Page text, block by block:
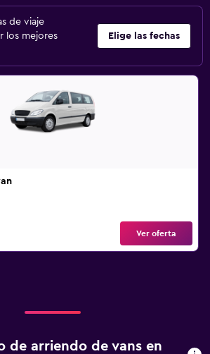
de viaje
los mejores
Elige las fechas
Ver oferta
de arriendo de vans en